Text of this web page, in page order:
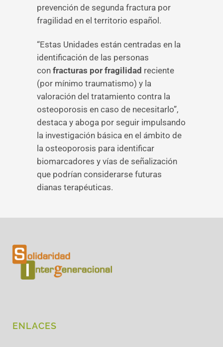
prevención de segunda fractura por
fragilidad en el territorio español.
“Estas Unidades están centradas en la
identificación de las personas
con fracturas por fragilidad reciente
(por mínimo traumatismo) y la
valoración del tratamiento contra la
osteoporosis en caso de necesitarlo”,
destaca y aboga por seguir impulsando
la investigación básica en el ámbito de
la osteoporosis para identificar
biomarcadores y vías de señalización
que podrían considerarse futuras
dianas terapéuticas.
ENLACES